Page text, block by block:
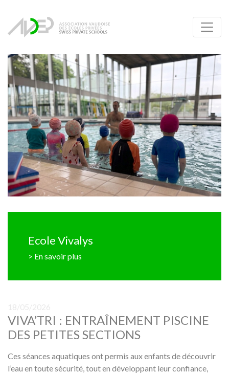
Ecole Vivalys
> En savoir plus
VIVA’TRI : ENTRAÎNEMENT PISCINE
DES PETITES SECTIONS
Ces séances aquatiques ont permis aux enfants de découvrir
l’eau en toute sécurité, tout en développant leur confiance,